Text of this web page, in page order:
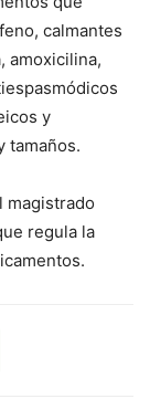
calmantes
amoxicilina,
y
tamaños.
magistrado
regula la